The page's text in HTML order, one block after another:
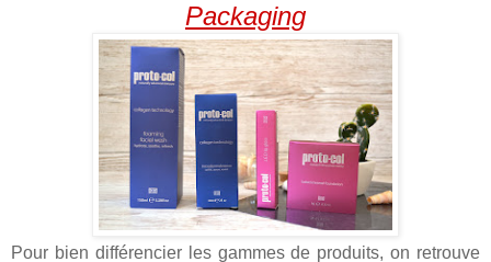
Packaging
Pour bien différencier les gammes de produits, on retrouve